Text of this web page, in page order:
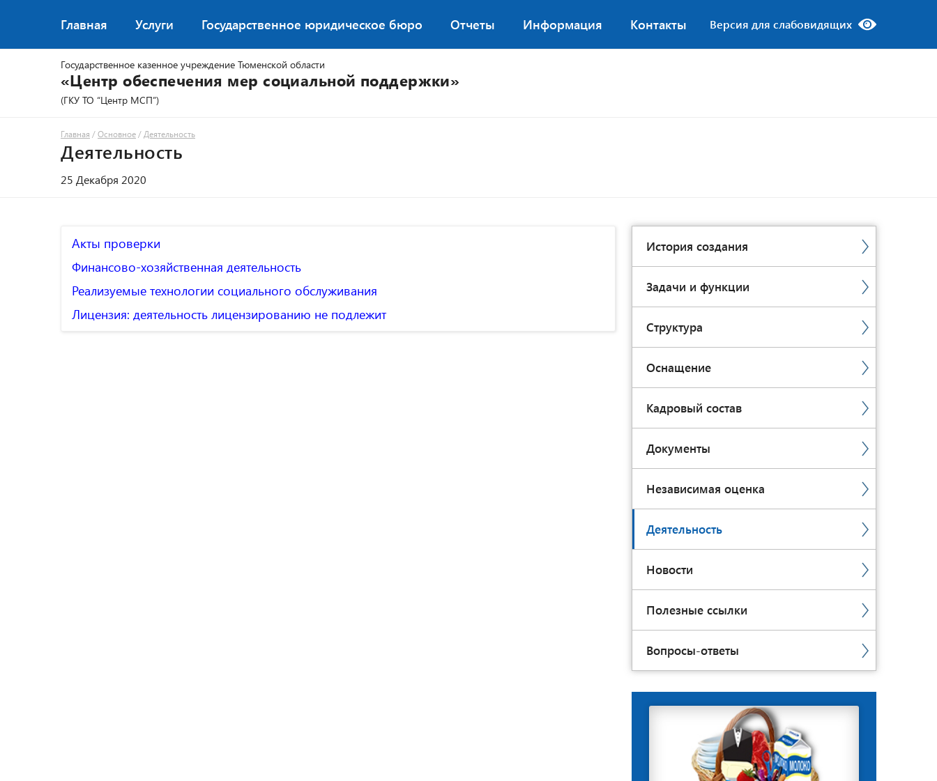
Главная Услуги Государственное юридическое бюро Отчеты Информация Контакты Версия для слабовидящих
Государственное казенное учреждение Тюменской области
«Центр обеспечения мер социальной поддержки»
(ГКУ ТО “Центр МСП”)
Главная /Основное / Деятельность
Деятельность
25 Декабря 2020
История создания
Задачи и функции
Структура
Оснащение
Кадровый состав
Документы
Независимая оценка
Деятельность
Новости
Полезные ссылки
Вопросы-ответы
Акты проверки
Финансово-хозяйственная деятельность
Реализуемые технологии социального обслуживания
Лицензия: деятельность лицензированию не подлежит